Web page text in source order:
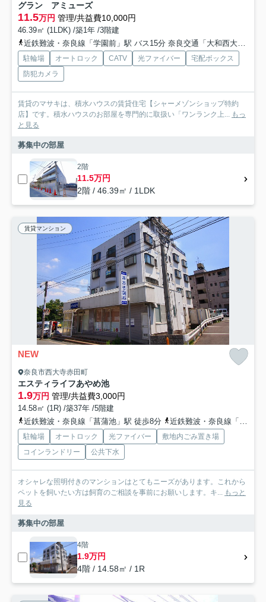
グラン アミューズ
11.5万円 管理/共益費10,000円
46.39㎡ (1LDK) /築1年 /3階建
近鉄難波・奈良線「学園前」駅 バス15分 奈良交通「大和西大寺駅南口」 停歩6分
駐輪場 オートロック CATV 光ファイバー
宅配ボックス
防犯カメラ
賃貸のマサキは、積水ハウスの賃貸住宅【シャーメゾンショップ特約
店】です。積水ハウスのお部屋を専門的に取扱い「ワンランク上... もっ
と見る
募集中の部屋
2階
11.5万円
2階 / 46.39㎡ / 1LDK
賃貸マンション
NEW
奈良市西大寺赤田町
エスティライフあやめ池
1.9万円 管理/共益費3,000円
14.58㎡ (1R) /築37年 /5階建
近鉄難波・奈良線「菖蒲池」駅 徒歩8分
近鉄難波・奈良線「学園前」駅 徒歩23分
駐輪場 オートロック 光ファイバー
敷地内ごみ置き場
コインランドリー
公共下水
オシャレな照明付きのマンションはとてもニーズがあります。これから
ペットを飼いたい方は飼育のご相談を事前にお願いします。キ... もっと
見る
募集中の部屋
4階
1.9万円
4階 / 14.58㎡ / 1R